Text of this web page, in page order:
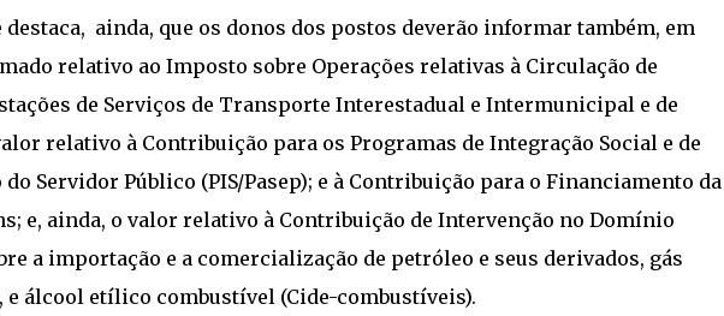
ainda, que os donos dos postos deverão informar também, em
relativo ao Imposto sobre Operações relativas à Circulação de
de Serviços de Transporte Interestadual e Intermunicipal e de
relativo à Contribuição para os Programas de Integração Social e de
Servidor Público (PIS/Pasep); e à Contribuição para o Financiamento da
e, ainda, o valor relativo à Contribuição de Intervenção no Domínio
a importação e a comercialização de petróleo e seus derivados, gás
e álcool etílico combustível (Cide-combustíveis).